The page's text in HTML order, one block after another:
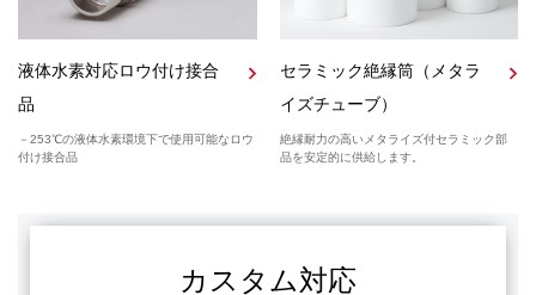
液体水素対応ロウ付け接合
品
－253℃の液体水素環境下で使用可能なロウ
付け接合品
セラミック絶縁筒（メタラ
イズチューブ）
絶縁耐力の高いメタライズ付セラミック部
品を安定的に供給します。
カスタム対応